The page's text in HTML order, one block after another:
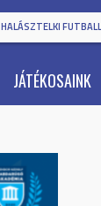
HALÁSZTELKI
JÁTÉKOSAINK